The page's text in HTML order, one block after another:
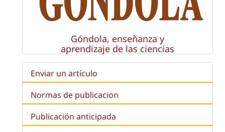
Góndola, enseñanza y
aprendizaje de las ciencias
Enviar un artículo
Normas de publicacion
Publicación anticipada